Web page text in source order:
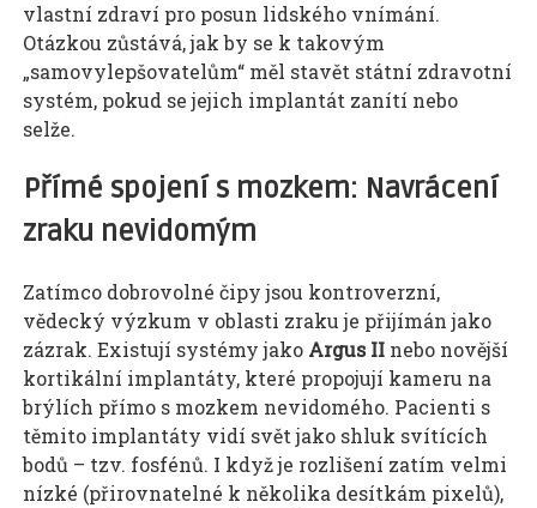
vlastní zdraví pro posun lidského vnímání.
Otázkou zůstává, jak by se k takovým
„samovylepšovatelům“ měl stavět státní zdravotní
systém, pokud se jejich implantát zanítí nebo
selže.
Přímé spojení s mozkem: Navrácení
zraku nevidomým
Zatímco dobrovolné čipy jsou kontroverzní,
vědecký výzkum v oblasti zraku je přijímán jako
zázrak. Existují systémy jako Argus II nebo novější
kortikální implantáty, které propojují kameru na
brýlích přímo s mozkem nevidomého. Pacienti s
těmito implantáty vidí svět jako shluk svítících
bodů – tzv. fosfénů. I když je rozlišení zatím velmi
nízké (přirovnatelné k několika desítkám pixelů),